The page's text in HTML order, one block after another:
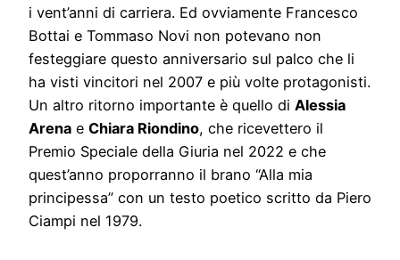
i vent’anni di carriera. Ed ovviamente Francesco
Bottai e Tommaso Novi non potevano non
festeggiare questo anniversario sul palco che li
ha visti vincitori nel 2007 e più volte protagonisti.
Un altro ritorno importante è quello di Alessia
Arena e Chiara Riondino, che ricevettero il
Premio Speciale della Giuria nel 2022 e che
quest’anno proporranno il brano “Alla mia
principessa” con un testo poetico scritto da Piero
Ciampi nel 1979.